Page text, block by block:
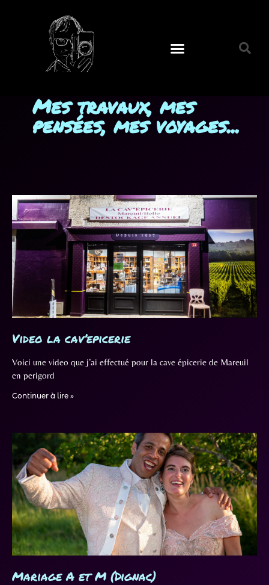
Mes travaux, mes
pensées, mes voyages...
Video la cav’epicerie
Voici une video que j’ai effectué pour la cave épicerie de Mareuil
en perigord
Continuer à lire »
Mariage A et M (Dignac)